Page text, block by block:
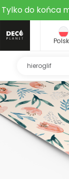
Tylko do końca